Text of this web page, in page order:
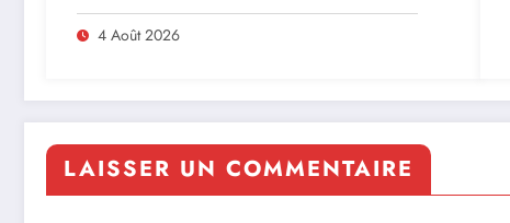
4 Août 2026
LAISSER UN COMMENTAIRE